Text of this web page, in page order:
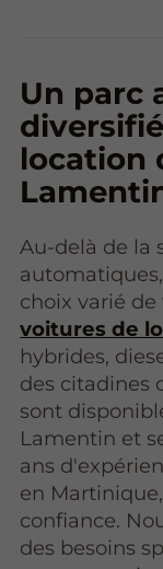
Un parc
location
Au-delà de la
choix varié
voitures de
hybrides,
des citadines
sont
Lamentin et
ans
en
confiance.
des besoins